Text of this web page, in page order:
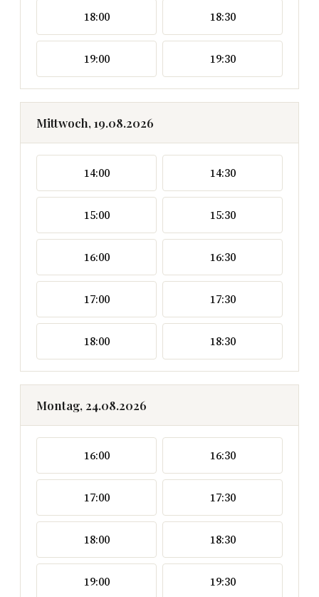
18:00 18:30
19:00 19:30
Mittwoch, 19.08.2026
14:00 14:30
15:00 15:30
16:00 16:30
17:00 17:30
18:00 18:30
Montag, 24.08.2026
16:00 16:30
17:00 17:30
18:00 18:30
19:00 19:30